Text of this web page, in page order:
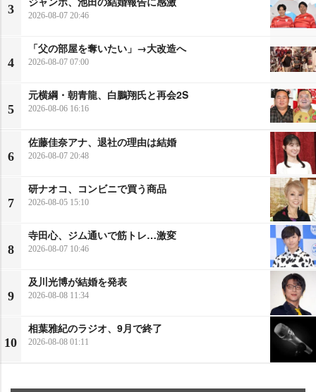
3 2026-08-07 20:46
4
「父の部屋を奪いたい」→大改造へ
2026-08-07 07:00
5
元横綱・朝青龍、白鵬翔氏と再会2S
2026-08-06 16:16
6
佐藤佳奈アナ、退社の理由は結婚
2026-08-07 20:48
7
研ナオコ、コンビニで買う商品
2026-08-05 15:10
8
寺田心、ジム通いで筋トレ…激変
2026-08-07 10:46
9
及川光博が結婚を発表
2026-08-08 11:34
10
相葉雅紀のラジオ、9月で終了
2026-08-08 01:11